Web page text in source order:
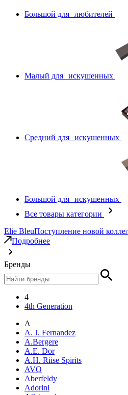
Большой для любителей
Малый для искушенных
Средний для искушенных
Большой для искушенных
Все товары категории
Elie BleuПоступление новой
Подробнее
Бренды
4
4th Generation
A
A. J. Fernandez
A.Bergere
A.E. Dor
A.H. Riise Spirits
AVO
Aberfeldy
Adorini